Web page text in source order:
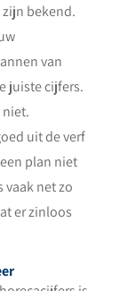
bekend.
van
juiste cijfers.
uit de verf
plan niet
net zo
er zinloos